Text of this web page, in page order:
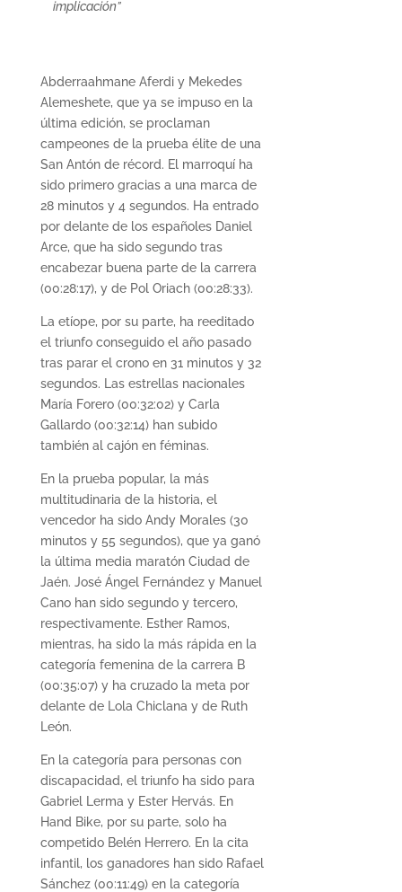
implicación”
Abderraahmane Aferdi y Mekedes
Alemeshete, que ya se impuso en la
última edición, se proclaman
campeones de la prueba élite de una
San Antón de récord. El marroquí ha
sido primero gracias a una marca de
28 minutos y 4 segundos. Ha entrado
por delante de los españoles Daniel
Arce, que ha sido segundo tras
encabezar buena parte de la carrera
(00:28:17), y de Pol Oriach (00:28:33).
La etíope, por su parte, ha reeditado
el triunfo conseguido el año pasado
tras parar el crono en 31 minutos y 32
segundos. Las estrellas nacionales
María Forero (00:32:02) y Carla
Gallardo (00:32:14) han subido
también al cajón en féminas.
En la prueba popular, la más
multitudinaria de la historia, el
vencedor ha sido Andy Morales (30
minutos y 55 segundos), que ya ganó
la última media maratón Ciudad de
Jaén. José Ángel Fernández y Manuel
Cano han sido segundo y tercero,
respectivamente. Esther Ramos,
mientras, ha sido la más rápida en la
categoría femenina de la carrera B
(00:35:07) y ha cruzado la meta por
delante de Lola Chiclana y de Ruth
León.
En la categoría para personas con
discapacidad, el triunfo ha sido para
Gabriel Lerma y Ester Hervás. En
Hand Bike, por su parte, solo ha
competido Belén Herrero. En la cita
infantil, los ganadores han sido Rafael
Sánchez (00:11:49) en la categoría